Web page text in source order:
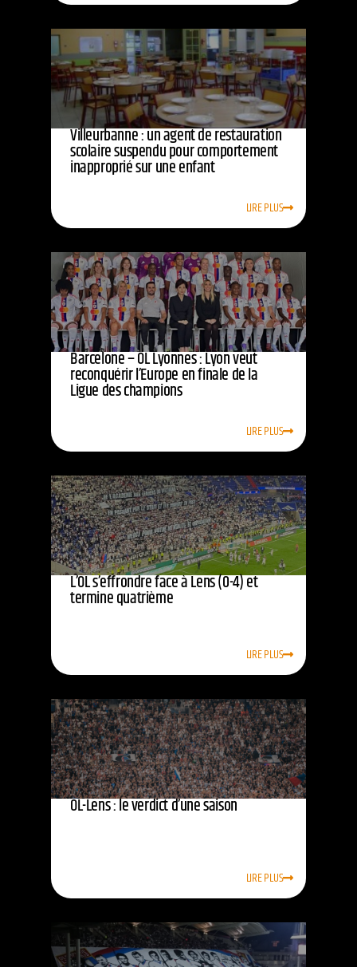
Villeurbanne : un agent de restauration
scolaire suspendu pour comportement
inapproprié sur une enfant
LIRE PLUS
Barcelone – OL Lyonnes : Lyon veut
reconquérir l’Europe en finale de la
Ligue des champions
LIRE PLUS
L’OL s’effrondre face à Lens (0-4) et
termine quatrième
LIRE PLUS
OL-Lens : le verdict d’une saison
LIRE PLUS